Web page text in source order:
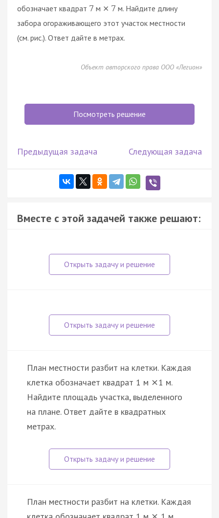
обозначает квадрат 7 м × 7 м. Найдите длину
забора огораживающего этот участок местности
(см. рис.). Ответ дайте в метрах.
Объект авторского права ООО «Легион»
Посмотреть решение
Предыдущая задача Следующая задача
Вместе с этой задачей также решают:
План местности разбит на клетки. Каждая
клетка обозначает квадрат 1 м ×1 м.
Найдите площадь участка, выделенного
на плане. Ответ дайте в квадратных
метрах.
План местности разбит на клетки. Каждая